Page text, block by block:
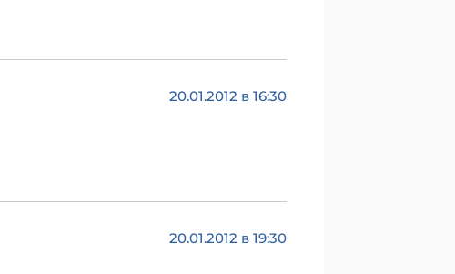
20.01.2012 в 16:30
20.01.2012 в 19:30